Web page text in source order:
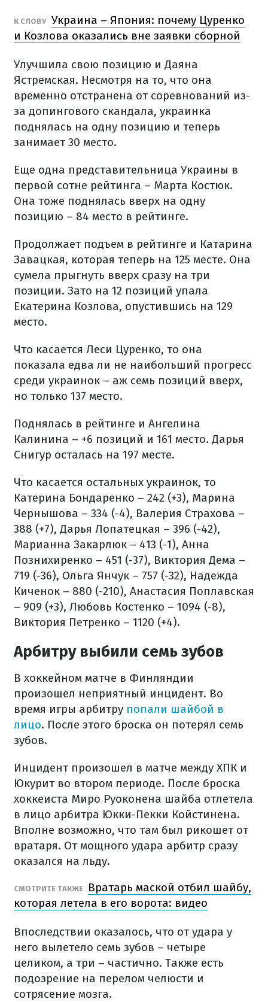
К СЛОВУ Украина – Япония: почему Цуренко
и Козлова оказались вне заявки сборной
Улучшила свою позицию и Даяна
Ястремская. Несмотря на то, что она
временно отстранена от соревнований из-
за допингового скандала, украинка
поднялась на одну позицию и теперь
занимает 30 место.
Еще одна представительница Украины в
первой сотне рейтинга – Марта Костюк.
Она тоже поднялась вверх на одну
позицию – 84 место в рейтинге.
Продолжает подъем в рейтинге и Катарина
Завацкая, которая теперь на 125 месте. Она
сумела прыгнуть вверх сразу на три
позиции. Зато на 12 позиций упала
Екатерина Козлова, опустившись на 129
место.
Что касается Леси Цуренко, то она
показала едва ли не наибольший прогресс
среди украинок – аж семь позиций вверх,
но только 137 место.
Поднялась в рейтинге и Ангелина
Калинина – +6 позиций и 161 место. Дарья
Снигур осталась на 197 месте.
Что касается остальных украинок, то
Катерина Бондаренко – 242 (+3), Марина
Чернышова – 334 (-4), Валерия Страхова –
388 (+7), Дарья Лопатецкая – 396 (-42),
Марианна Закарлюк – 413 (-1), Анна
Познихиренко – 451 (-37), Виктория Дема –
719 (-36), Ольга Янчук – 757 (-32), Надежда
Киченок – 880 (-210), Анастасия Поплавская
– 909 (+3), Любовь Костенко – 1094 (-8),
Виктория Петренко – 1120 (+4).
Арбитру выбили семь зубов
В хоккейном матче в Финляндии
произошел неприятный инцидент. Во
время игры арбитру попали шайбой в
лицо. После этого броска он потерял семь
зубов.
Инцидент произошел в матче между ХПК и
Юкурит во втором периоде. После броска
хоккеиста Миро Руоконена шайба отлетела
в лицо арбитра Юкки-Пекки Койстинена.
Вполне возможно, что там был рикошет от
вратаря. От мощного удара арбитр сразу
оказался на льду.
СМОТРИТЕ ТАКЖЕ
Вратарь маской отбил шайбу,
которая летела в его ворота: видео
Впоследствии оказалось, что от удара у
него вылетело семь зубов – четыре
целиком, а три – частично. Также есть
подозрение на перелом челюсти и
сотрясение мозга.